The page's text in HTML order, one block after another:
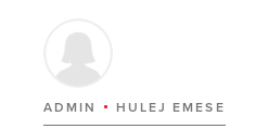
ADMIN HULEJ EMESE